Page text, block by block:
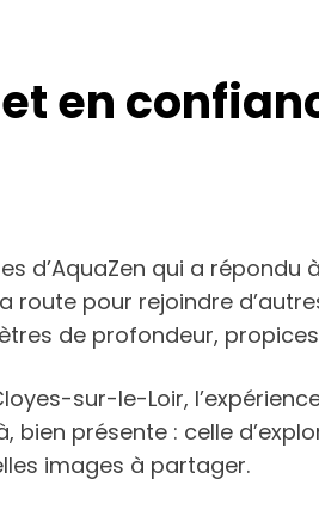
en
d’AquaZen qui a répondu
route pour rejoindre
de profondeur,
sur-le-Loir,
bien présente : celle
images à partager.